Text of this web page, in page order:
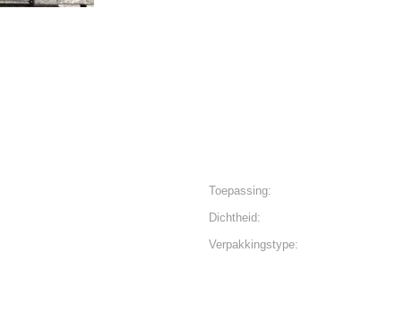
Toepassing:
Dichtheid:
Verpakkingstype: